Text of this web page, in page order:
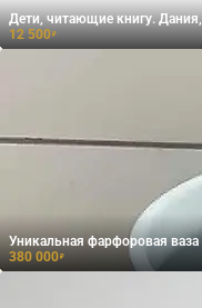
Дети, читающие книгу. Дания,
12 500₽
Уникальная фарфоровая
380 000₽